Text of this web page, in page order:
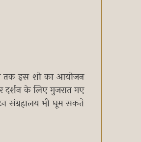
तक इस शो का आयोजन
के लिए गुजरात गए
संग्रहालय भी घूम सकते